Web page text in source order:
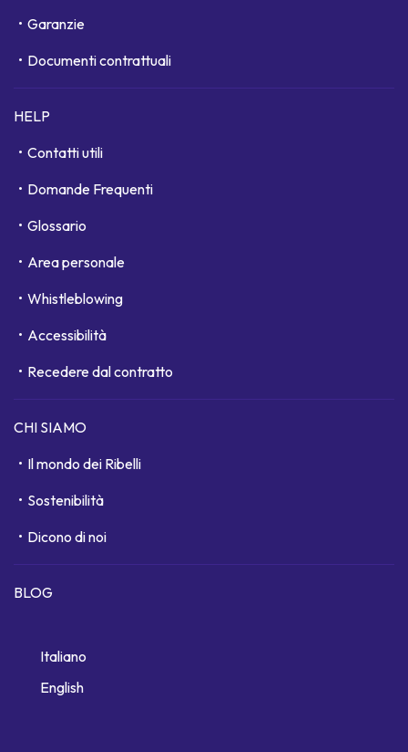
Garanzie
Documenti contrattuali
HELP
Contatti utili
Domande Frequenti
Glossario
Area personale
Whistleblowing
Accessibilità
Recedere dal contratto
CHI SIAMO
Il mondo dei Ribelli
Sostenibilità
Dicono di noi
BLOG
Italiano
English